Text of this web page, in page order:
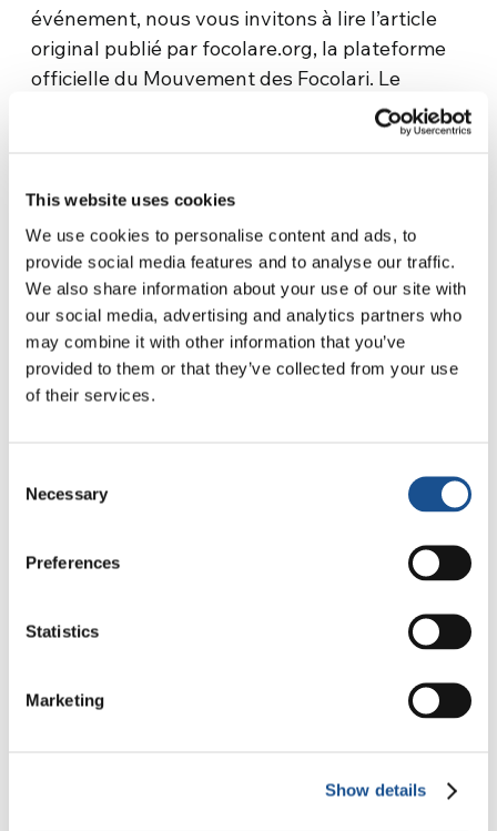
This website uses cookies
We use cookies to personalise content and ads, to
provide social media features and to analyse our traffic.
We also share information about your use of our site with
our social media, advertising and analytics partners who
may combine it with other information that you’ve
provided to them or that they’ve collected from your use
of their services.
Selection
Necessary
Preferences
Statistics
Marketing
Show details
événement, nous vous invitons à lire l’article
original publié par focolare.org, la plateforme
officielle du Mouvement des Focolari. Le
United World Project, en tant que programme
promu par l’ONG New Humanity, s’inspire des
l’article complet,cliquez ici